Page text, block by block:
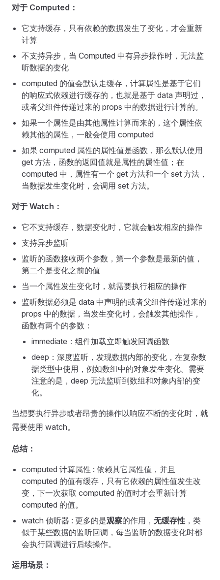
对于 Computed：
它支持缓存，只有依赖的数据发生了变化，才会重新
计算
不支持异步，当 Computed 中有异步操作时，无法监
听数据的变化
computed 的值会默认走缓存，计算属性是基于它们
的响应式依赖进行缓存的，也就是基于 data 声明过，
或者父组件传递过来的 props 中的数据进行计算的。
如果一个属性是由其他属性计算而来的，这个属性依
赖其他的属性，一般会使用 computed
如果 computed 属性的属性值是函数，那么默认使用
get 方法，函数的返回值就是属性的属性值；在
computed 中，属性有一个 get 方法和一个 set 方法，
当数据发生变化时，会调用 set 方法。
对于 Watch：
它不支持缓存，数据变化时，它就会触发相应的操作
支持异步监听
监听的函数接收两个参数，第一个参数是最新的值，
第二个是变化之前的值
当一个属性发生变化时，就需要执行相应的操作
监听数据必须是 data 中声明的或者父组件传递过来的
props 中的数据，当发生变化时，会触发其他操作，
函数有两个的参数：
immediate：组件加载立即触发回调函数
deep：深度监听，发现数据内部的变化，在复杂数
据类型中使用，例如数组中的对象发生变化。需要
注意的是，deep 无法监听到数组和对象内部的变
化。
当想要执行异步或者昂贵的操作以响应不断的变化时，就
需要使用 watch。
总结：
computed 计算属性 : 依赖其它属性值，并且
computed 的值有缓存，只有它依赖的属性值发生改
变，下一次获取 computed 的值时才会重新计算
computed 的值。
watch 侦听器 : 更多的是观察的作用， 无缓存性 ，类
似于某些数据的监听回调，每当监听的数据变化时都
会执行回调进行后续操作。
运用场景：